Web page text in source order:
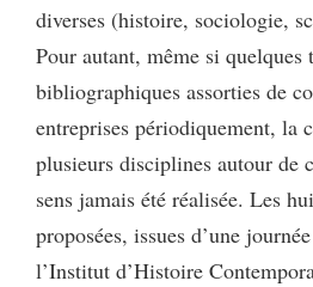
diverses (histoire, sociologie,
Pour autant, même si quelques
bibliographiques assorties de
entreprises périodiquement, la
plusieurs disciplines autour de
sens jamais été réalisée. Les
proposées, issues d’une
l’Institut d’Histoire